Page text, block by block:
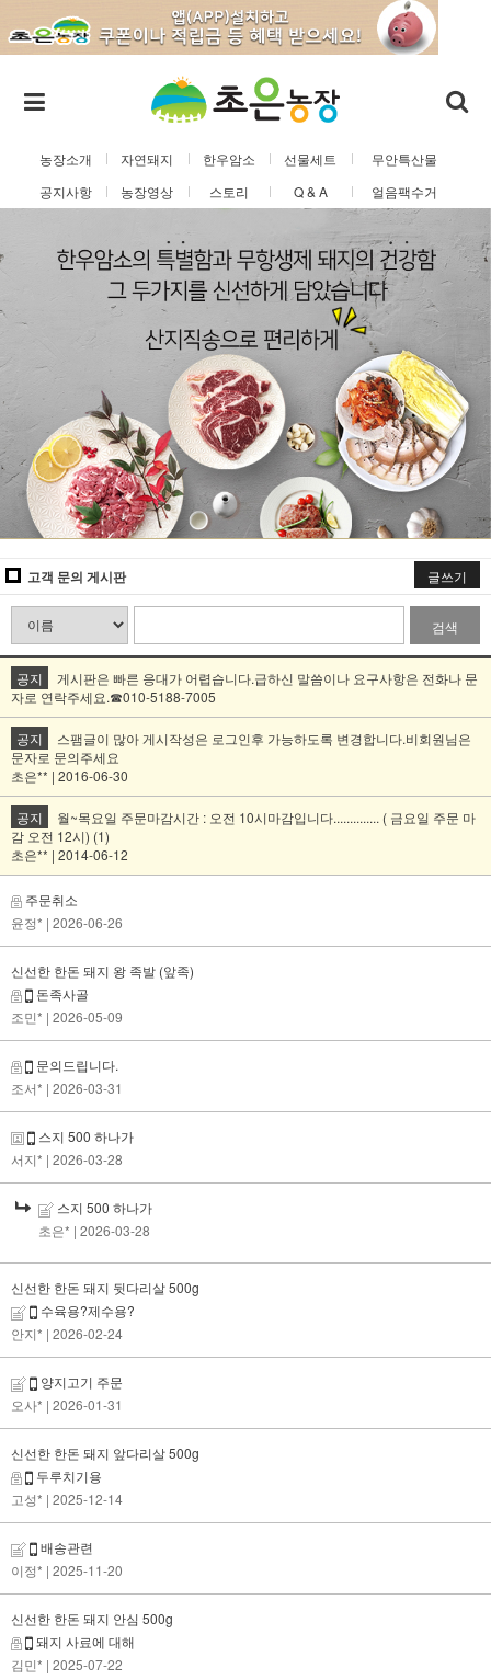
농장소개 자연돼지 한우암소 선물세트
무안특산물
공지사항
농장영상 스토리 Q & A 얼음팩수거
고객 문의 게시판 글쓰기
검색
공지
게시판은 빠른 응대가 어렵습니다.급하신 말씀이나 요구사항은 전화나 문
자로 연락주세요.☎010-5188-7005
공지
스팸글이 많아 게시작성은 로그인후 가능하도록 변경합니다.비회원님은
문자로 문의주세요
초은** | 2016-06-30
공지
월~목요일 주문마감시간 : 오전 10시마감입니다.............. ( 금요일 주문 마
감 오전 12시) (1)
초은** | 2014-06-12
주문취소
윤정* | 2026-06-26
신선한 한돈 돼지 왕 족발 (앞족)
돈족사골
조민* | 2026-05-09
문의드립니다.
조서* | 2026-03-31
스지 500 하나가
서지* | 2026-03-28
스지 500 하나가
초은* | 2026-03-28
신선한 한돈 돼지 뒷다리살 500g
수육용?제수용?
안지* | 2026-02-24
양지고기 주문
오사* | 2026-01-31
신선한 한돈 돼지 앞다리살 500g
두루치기용
고성* | 2025-12-14
배송관련
이정* | 2025-11-20
신선한 한돈 돼지 안심 500g
돼지 사료에 대해
김민* | 2025-07-22